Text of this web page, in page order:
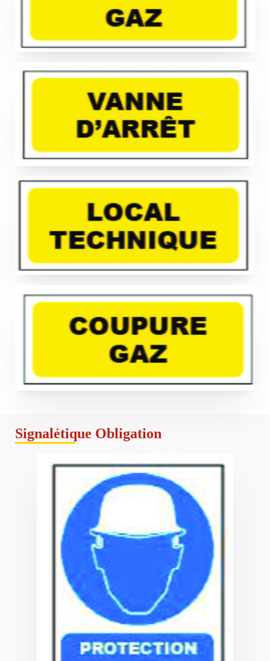
Signalétique Obligation